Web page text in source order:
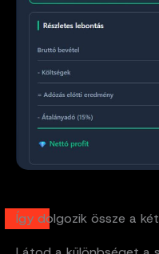
Így dolgozik össze a